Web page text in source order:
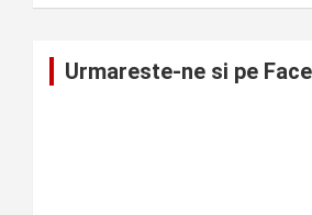
Urmareste-ne si pe